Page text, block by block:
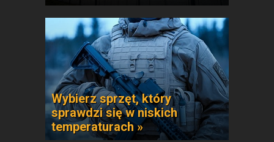
Wybierz sprzęt, który
sprawdzi się w niskich
temperaturach »